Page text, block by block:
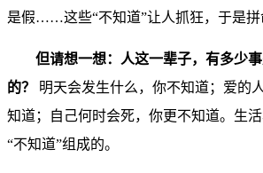
是假……这些“不知道”让人抓狂，于是拼
但请想一想：人这一辈子，有多少
的？
明天会发生什么，你不知道；爱的
知道；自己何时会死，你更不知道。生
“不知道”组成的。